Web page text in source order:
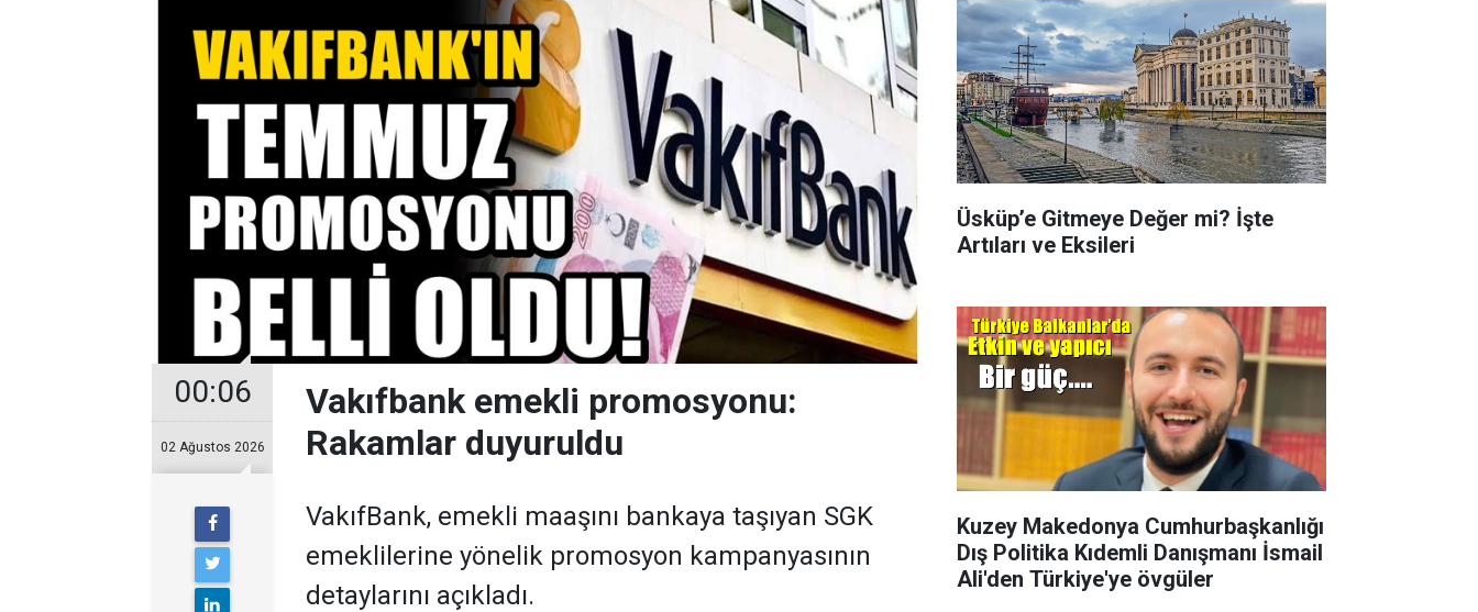
00:06
02 Ağustos 2026
Vakıfbank emekli promosyonu:
Rakamlar duyuruldu
VakıfBank, emekli maaşını bankaya taşıyan SGK
emeklilerine yönelik promosyon kampanyasının
detaylarını açıkladı.
Üsküp’e Gitmeye Değer mi? İşte
Artıları ve Eksileri
Kuzey Makedonya Cumhurbaşkanlığı
Dış Politika Kıdemli Danışmanı İsmail
Ali'den Türkiye'ye övgüler